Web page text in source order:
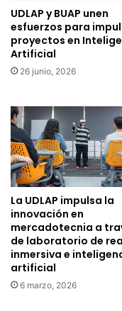
UDLAP y BUAP unen
esfuerzos para
proyectos en
Artificial
26 junio, 2026
La UDLAP impulsa la
innovación en
mercadotecnia a
de laboratorio de
inmersiva e
artificial
6 marzo, 2026